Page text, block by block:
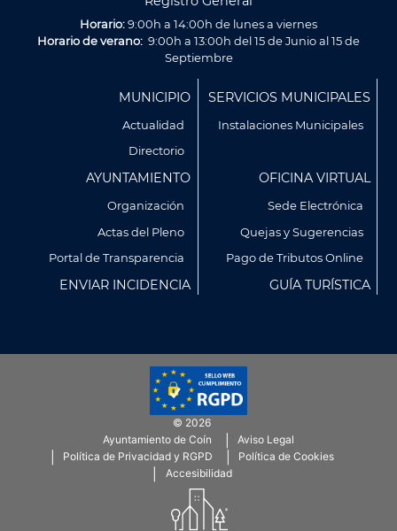
Utilizamos cookies propias y de terceros para analizar
nuestros servicios y mostrarte publicidad relacionada con
tus preferencias en base a un perfil elaborado a partir de tus
CONFIGURACIÓN DE COOKIES
RECHAZAR TODO
Horario:9:00h a 14:00h de lunes a viernes
Horario de verano: 9:00h a 13:00h del 15 de Junio al 15 de
Septiembre
MUNICIPIO
Actualidad
Directorio
SERVICIOS MUNICIPALES
Instalaciones Municipales
AYUNTAMIENTO
Organización
Actas del Pleno
Portal de Transparencia
OFICINA VIRTUAL
Sede Electrónica
Quejas y Sugerencias
Pago de Tributos Online
ENVIAR INCIDENCIA GUÍA TURÍSTICA
Menú
SubFooter
© 2026
Ayuntamiento de Coín
Aviso Legal
Política de Privacidad y RGPD
Política de Cookies
Accesibilidad